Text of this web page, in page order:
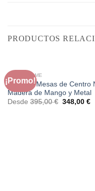
PRODUCTOS
¡Promo!
FAURA HOME
Set de 2 Mesas de Centro
Madera de Mango y Metal
Desde 395,00€ El
348,00 €El